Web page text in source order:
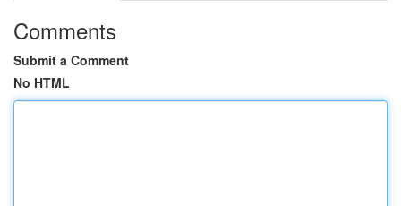
Comments
Submit a Comment
No HTML